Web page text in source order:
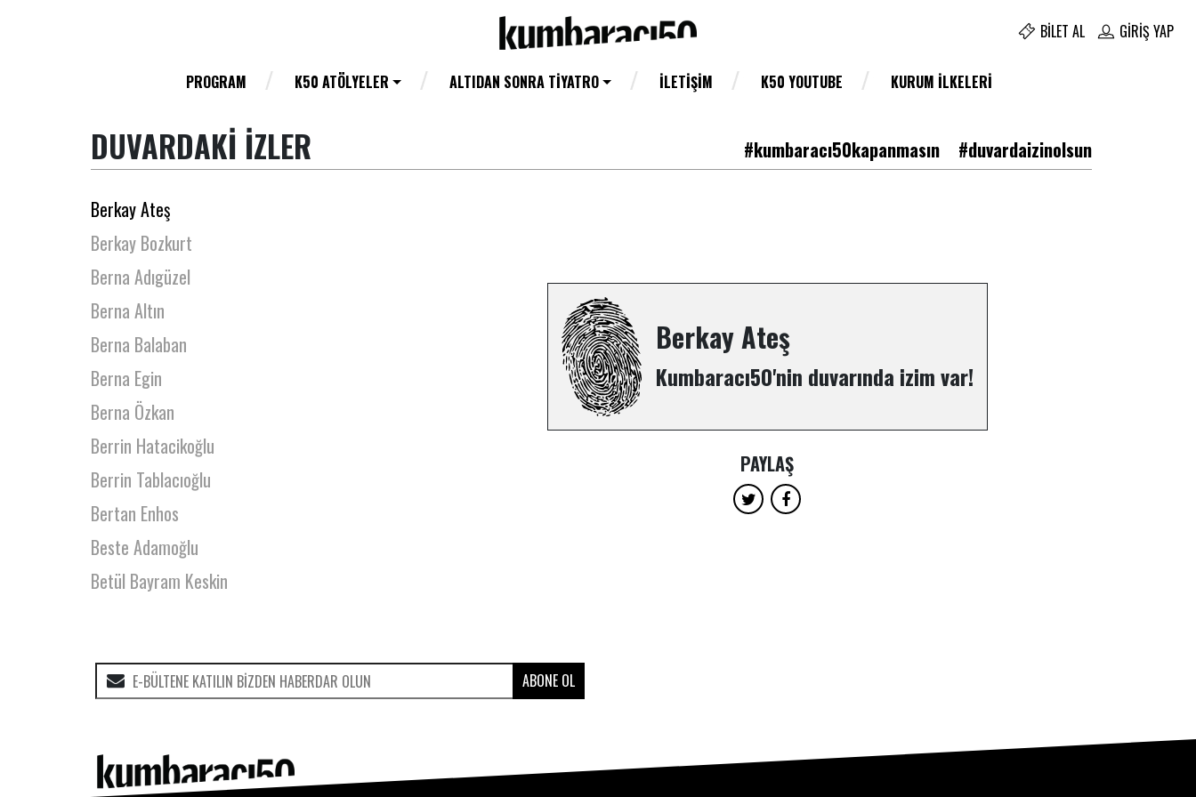
BILET AL GIRIŞ YAP
PROGRAM K50 ATÖLYELER ALTIDAN SONRA TIYATRO İLETIŞIM K50 YOUTUBE KURUM İLKELERI
DUVARDAKİ İZLER #kumbaracı50kapanmasın #duvardaizinolsun
Bengi Özboyacı
Berivan Ersönmez
Berk Arda Yurdakul
Berkay Ateş
Berkay Bozkurt
Berna Adıgüzel
Berna Altın
Berna Balaban
Berna Egin
Berna Özkan
Berrin Hatacikoğlu
Berrin Tablacıoğlu
Bertan Enhos
Beste Adamoğlu
Betül Bayram Keskin
Beyhan Büyükyıldız
Bilge Ceydilek
Bilge İyibozkurt
Berkay Ateş
Kumbaracı50'nin duvarında izim var!
PAYLAŞ
ABONE OL